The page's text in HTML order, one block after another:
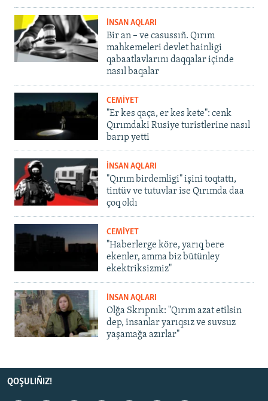
İNSAN AQLARI
Bir an – ve casussıñ. Qırım
mahkemeleri devlet hainligi
qabaatlavlarını daqqalar içinde
nasıl baqalar
CEMİYET
"Er kes qaça, er kes kete": cenk
Qırımdaki Rusiye turistlerine nasıl
barıp yetti
İNSAN AQLARI
"Qırım birdemligi" işini toqtattı,
tintüv ve tutuvlar ise Qırımda daa
çoq oldı
CEMİYET
"Haberlerge köre, yarıq bere
ekenler, amma biz bütünley
ekektriksizmiz"
İNSAN AQLARI
Olğa Skrıpnık: "Qırım azat etilsin
dep, insanlar yarıqsız ve suvsuz
yaşamağa azırlar"
QOŞULIÑIZ!